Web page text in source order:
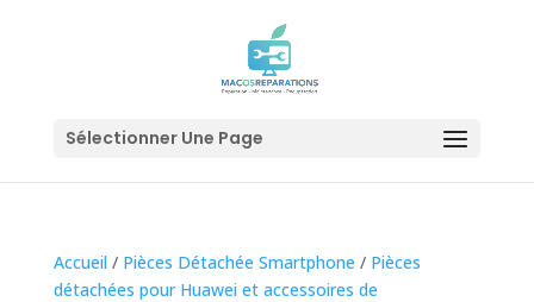
Sélectionner Une Page
Accueil / Pièces Détachée Smartphone / Pièces
détachées pour Huawei et accessoires de